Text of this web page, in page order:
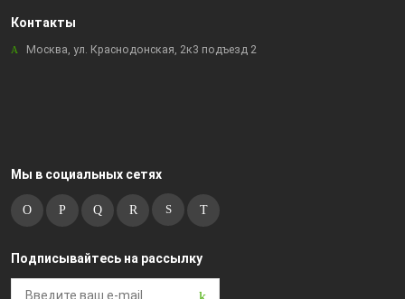
Контакты
Москва, ул. Краснодонская, 2к3 подъезд 2
Мы в социальных сетях
Подписывайтесь на рассылку